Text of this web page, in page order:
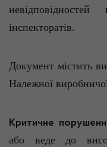
інспекторатів.
Документ містить
Належної
Критичне
або веде до